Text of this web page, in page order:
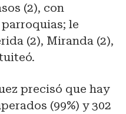
(2), con
le
(2), Miranda (2),
precisó que hay
(99%) y 302